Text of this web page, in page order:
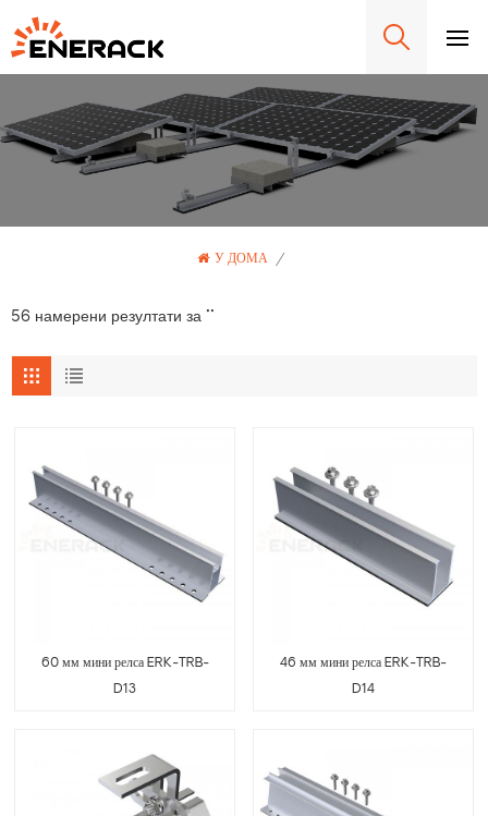
У ДОМА /
56 намерени резултати за ""
60 мм мини релса ERK-TRB-
D13
46 мм мини релса ERK-TRB-
D14